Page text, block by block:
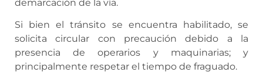
demarcación de la vía.
Si bien el tránsito se encuentra habilitado, se
solicita circular con precaución debido a la
presencia de operarios y maquinarias; y
principalmente respetar el tiempo de fraguado.